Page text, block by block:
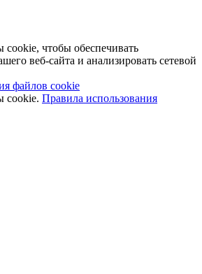
чтобы обеспечивать
веб-сайта и анализировать сетевой
файлов cookie
cookie. Правила использования